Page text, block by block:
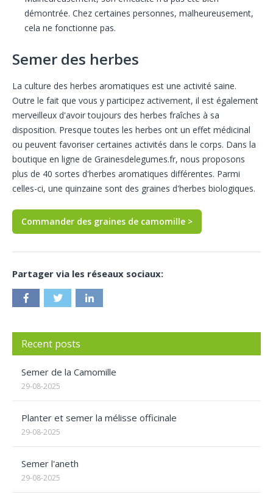
démontrée. Chez certaines personnes, malheureusement,
cela ne fonctionne pas.
Semer des herbes
La culture des herbes aromatiques est une activité saine.
Outre le fait que vous y participez activement, il est également
merveilleux d'avoir toujours des herbes fraîches à sa
disposition. Presque toutes les herbes ont un effet médicinal
ou peuvent favoriser certaines activités dans le corps. Dans la
boutique en ligne de Grainesdelegumes.fr, nous proposons
plus de 40 sortes d'herbes aromatiques différentes. Parmi
celles-ci, une quinzaine sont des graines d'herbes biologiques.
Commander des graines de camomille >
Partager via les réseaux sociaux:
Recent posts
Semer de la Camomille
29-08-2025
Planter et semer la mélisse officinale
29-08-2025
Semer l'aneth
29-08-2025